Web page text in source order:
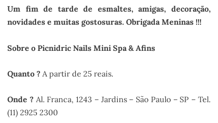
Um fim de tarde de esmaltes, amigas, decoração,
novidades e muitas gostosuras. Obrigada Meninas !!!
Sobre o Picnidric Nails Mini Spa & Afins
Quanto ? A partir de 25 reais.
Onde ?Al. Franca, 1243 – Jardins – São Paulo – SP – Tel.
(11) 2925 2300